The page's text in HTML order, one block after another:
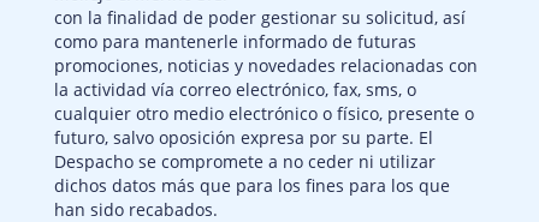
con la finalidad de poder gestionar su solicitud, así
como para mantenerle informado de futuras
promociones, noticias y novedades relacionadas con
la actividad vía correo electrónico, fax, sms, o
cualquier otro medio electrónico o físico, presente o
futuro, salvo oposición expresa por su parte. El
Despacho se compromete a no ceder ni utilizar
dichos datos más que para los fines para los que
han sido recabados.